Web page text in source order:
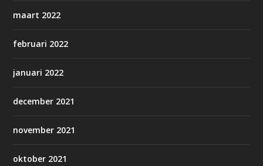
maart 2022
februari 2022
januari 2022
december 2021
november 2021
oktober 2021